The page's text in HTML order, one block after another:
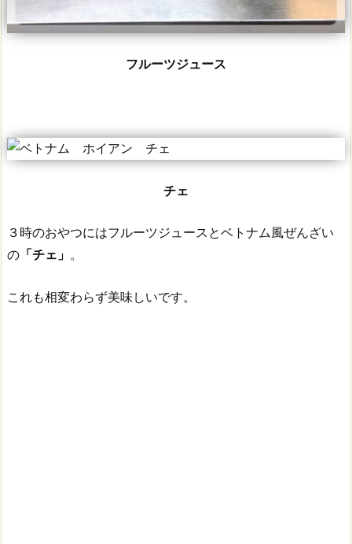
フルーツジュース
チェ
３時のおやつにはフルーツジュースとベトナム風ぜんざい
の 「チェ」 。
これも相変わらず美味しいです。